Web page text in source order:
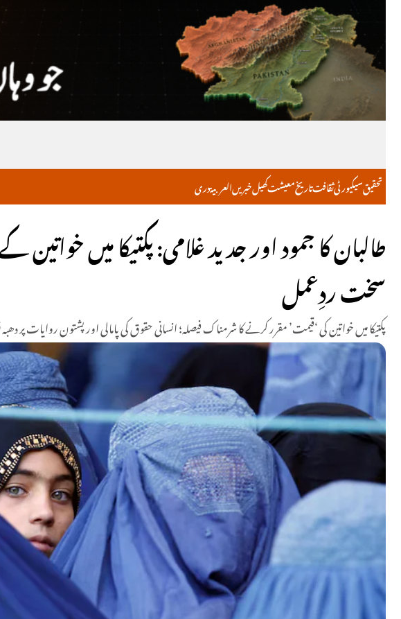
خبریںکھیلمعیشتتاریخثقافتسیکیورٹیتحقیق دریالعربية
طالبان کا جمود اور جدید غلامی: پکتیکا میں
سخت ردِعمل
پکتیکا میں خواتین کی ‘قیمت’ مقرر کرنے کا شرمناک فیصلہ؛ انسانی حقوق کی پامالی اور پشتون روایات پر